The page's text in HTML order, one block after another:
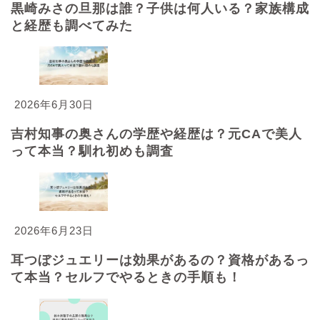
黒崎みさの旦那は誰？子供は何人いる？家族構成
と経歴も調べてみた
2026年6月30日
吉村知事の奥さんの学歴や経歴は？元CAで美人
って本当？馴れ初めも調査
2026年6月23日
耳つぼジュエリーは効果があるの？資格があるっ
て本当？セルフでやるときの手順も！